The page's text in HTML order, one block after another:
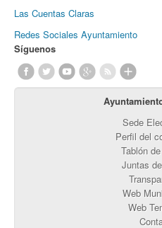
Las Cuentas Claras
Redes Sociales Ayuntamiento
Síguenos
Sede
Perfil del
Tablón
Juntas
Web
Web